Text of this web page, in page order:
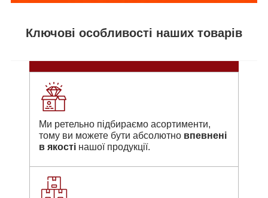
Ключові особливості наших товарів
Ми ретельно підбираємо асортименти,
тому ви можете бути абсолютно впевнені
в якості нашої продукції.